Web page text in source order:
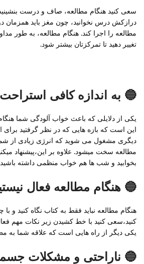
سعی کنید هنگام مطالعه، صاف و درست
درازکش درس نخوانید، چون مغز باید همزمان
مطالعه را اجرا کند. هنگام مطالعه، به طور
تغییر دهید تا تمرکزتان بیشتر شود.
🔵 به اندازه کافی
یکی از دلایلی که باعث خواب آلودگی شما
این است که بازه هایی که در نظر گرفتید
دیگری مشغول می شوید که انرژی زیادی از
بخوابید و شب ها هم خواب منظمی داشته
🔵 هنگام مطالعه فعال
هنگام مطالعه نباید فقط به کتاب نگاه کنید و
کنید،سعی کنید با خط کشیدن زیر نکات مهم
یکی دیگر از راه هایی است که علاقه شما به
🔵 ناراحتی و مشکلات